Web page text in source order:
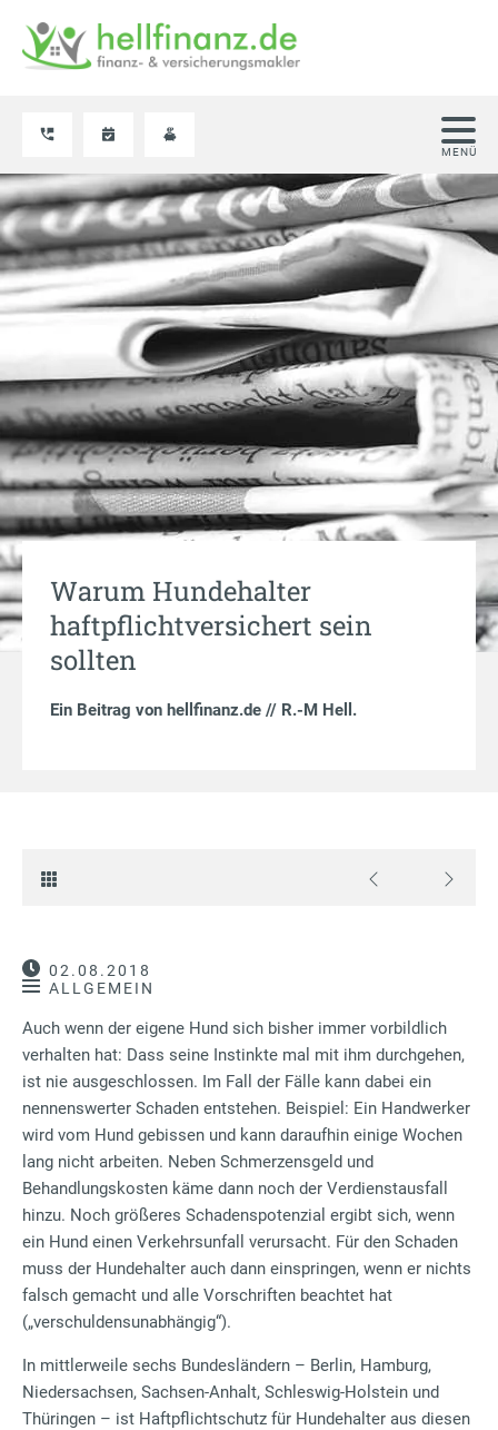
Warum Hundehalter
haftpflichtversichert sein
sollten
Ein Beitrag von hellfinanz.de // R.-M Hell .
02.08.2018
ALLGEMEIN
Auch wenn der eigene Hund sich bisher immer vorbildlich
verhalten hat: Dass seine Instinkte mal mit ihm durchgehen,
ist nie ausgeschlossen. Im Fall der Fälle kann dabei ein
nennenswerter Schaden entstehen. Beispiel: Ein Handwerker
wird vom Hund gebissen und kann daraufhin einige Wochen
lang nicht arbeiten. Neben Schmerzensgeld und
Behandlungskosten käme dann noch der Verdienstausfall
hinzu. Noch größeres Schadenspotenzial ergibt sich, wenn
ein Hund einen Verkehrsunfall verursacht. Für den Schaden
muss der Hundehalter auch dann einspringen, wenn er nichts
falsch gemacht und alle Vorschriften beachtet hat
(„verschuldensunabhängig“).
In mittlerweile sechs Bundesländern – Berlin, Hamburg,
Niedersachsen, Sachsen-Anhalt, Schleswig-Holstein und
Thüringen – ist Haftpflichtschutz für Hundehalter aus diesen